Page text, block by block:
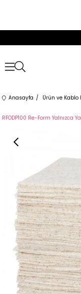
Anasayfa Ürün ve Kablo
RFODP100 Re-Form Yalnızca